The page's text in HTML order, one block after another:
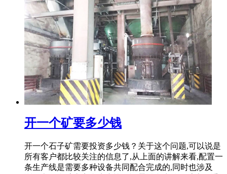
开一个矿要多少钱
开一个石子矿需要投资多少钱？关于这个问题,可以说是
所有客户都比较关注的信息了,从上面的讲解来看,配置一
条生产线是需要多种设备共同配合完成的,同时也涉及